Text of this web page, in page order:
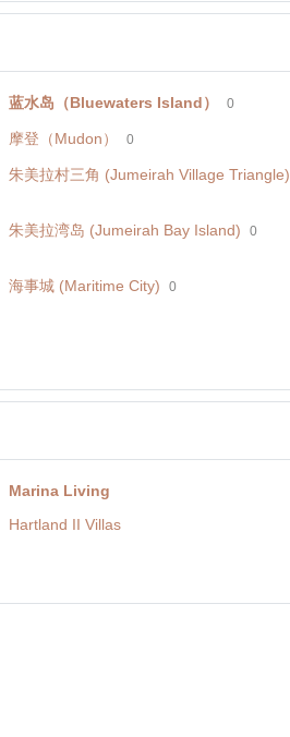
蓝水岛（Bluewaters Island） 0
摩登（Mudon） 0
朱美拉村三角 (Jumeirah Village Triangle)
朱美拉湾岛 (Jumeirah Bay Island) 0
海事城 (Maritime City) 0
Marina Living
Hartland II Villas